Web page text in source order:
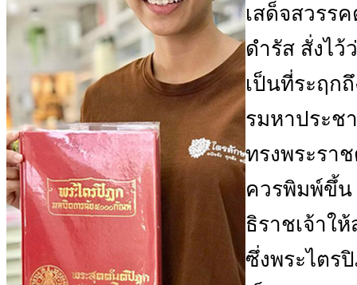
เสด็จสวรร
ดำรัส สั่งไ
เป็นที่ระฤก
รมหาประช
ทรงพระรา
ควรพิมพ์ขึ้น
ธิราชเจ้าใ
ซึ่งพระไตร